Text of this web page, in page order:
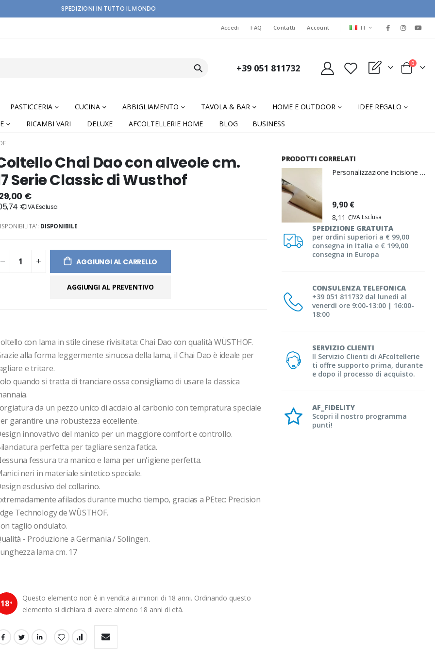
SPEDIZIONI IN TUTTO IL MONDO
Accedi FAQ Contatti Account LINGUA
IT
+39 051 811732 My Quote Cart
0elementi
PASTICCERIA CUCINA ABBIGLIAMENTO TAVOLA & BAR HOME E OUTDOOR
IDEE REGALO
RICAMBI VARI DELUXE AFCOLTELLERIE HOME BLOG BUSINESS
PRODOTTI CORRELATI
Personalizzazione incisione al laser
9,90 €
8,11 €
SPEDIZIONE GRATUITA
per ordini superiori a € 99,00
consegna in Italia e € 199,00
consegna in Europa
CONSULENZA TELEFONICA
+39 051 811732 dal lunedì al
venerdì ore 9:00-13:00 | 16:00-
18:00
SERVIZIO CLIENTI
Il Servizio Clienti di AFcoltellerie
ti offre supporto prima, durante
e dopo il processo di acquisto.
AF_FIDELITY
Scopri il nostro programma
punti!
Chai Dao con alveole cm.
Serie Classic di Wusthof
€
€
DISPONIBILE
AGGIUNGI AL CARRELLO
AGGIUNGI AL PREVENTIVO
con lama in stile cinese rivisitata: Chai Dao con qualità WÜSTHOF.
alla forma leggermente sinuosa della lama, il Chai Dao è ideale per
e tritare.
quando si tratta di tranciare ossa consigliamo di usare la classica
da un pezzo unico di acciaio al carbonio con tempratura speciale
garantire una robustezza eccellente.
innovativo del manico per un maggiore comfort e controllo.
perfetta per tagliare senza fatica.
fessura tra manico e lama per un'igiene perfetta.
neri in materiale sintetico speciale.
esclusivo del collarino.
afilados durante mucho tiempo, gracias a PEtec: Precision
Technology de WÜSTHOF.
taglio ondulato.
- Produzione a Germania / Solingen.
lama cm. 17
18+
Questo elemento non è in vendita ai minori di 18 anni. Ordinando questo
elemento si dichiara di avere almeno 18 anni di età.